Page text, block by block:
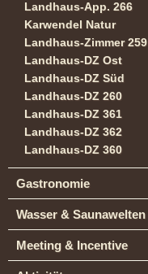
Landhaus-App. 266
Karwendel Natur
Landhaus-Zimmer 259
Landhaus-DZ Ost
Landhaus-DZ Süd
Landhaus-DZ 260
Landhaus-DZ 361
Landhaus-DZ 362
Landhaus-DZ 360
Gastronomie
Wasser & Saunawelten
Meeting & Incentive